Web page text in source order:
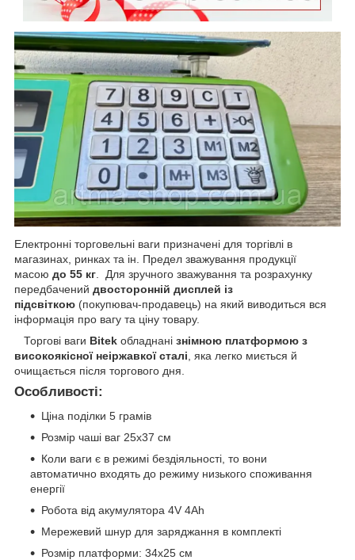
Електронні торговельні ваги призначені для торгівлі в
магазинах, ринках та ін. Предел зважування продукції
масою до 55 кг . Для зручного зважування та розрахунку
передбачений двосторонній дисплей із
підсвіткою (покупювач-продавець) на який виводиться вся
інформація про вагу та ціну товару.
Торгові ваги Bitek обладнані знімною платформою з
високоякісної неіржавкої сталі , яка легко миється й
очищається після торгового дня.
Особливості:
Ціна поділки 5 грамів
Розмір чаші ваг 25x37 см
Коли ваги є в режимі бездіяльності, то вони
автоматично входять до режиму низького споживання
енергії
Робота від акумулятора 4V 4Ah
Мережевий шнур для заряджання в комплекті
Розмір платформи: 34х25 см